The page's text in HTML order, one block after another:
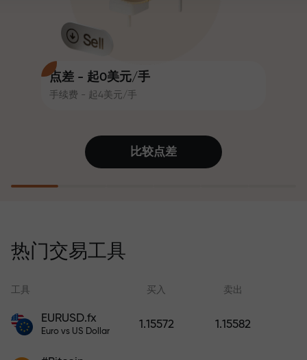
点差 - 起0美元/手
手续费 - 起4美元/手
观。Ales Loprais将刺激与纪律元素
带入交易世界，作为InstaForex合作
伙伴，激励客户实现雄心勃勃的目
值账户即可获得iPhone、MacBook
或梦想旅行
证6个月内利润增长3倍。放心交易—
您的资金受到保护！
比较点差
热门交易工具
工具 买入 卖出
EURUSD.fx
Euro vs US Dollar
1.15572 1.15582